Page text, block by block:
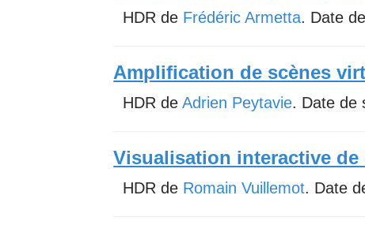
HDR de Frédéric Armetta. Date
Amplification de scènes
HDR deAdrien Peytavie. Date de
Visualisation interactive
HDR de Romain Vuillemot. Date